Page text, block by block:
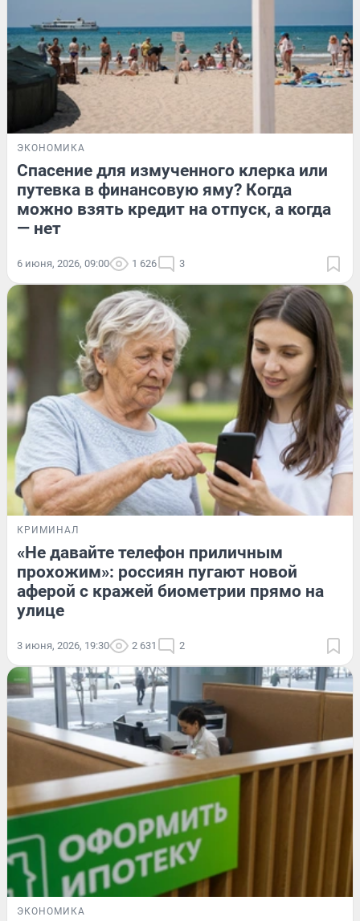
ЭКОНОМИКА
Спасение для измученного клерка или
путевка в финансовую яму? Когда
можно взять кредит на отпуск, а когда
— нет
6 июня, 2026, 09:00 1 626 3
КРИМИНАЛ
«Не давайте телефон приличным
прохожим»: россиян пугают новой
аферой с кражей биометрии прямо на
улице
3 июня, 2026, 19:30 2 631 2
ЭКОНОМИКА